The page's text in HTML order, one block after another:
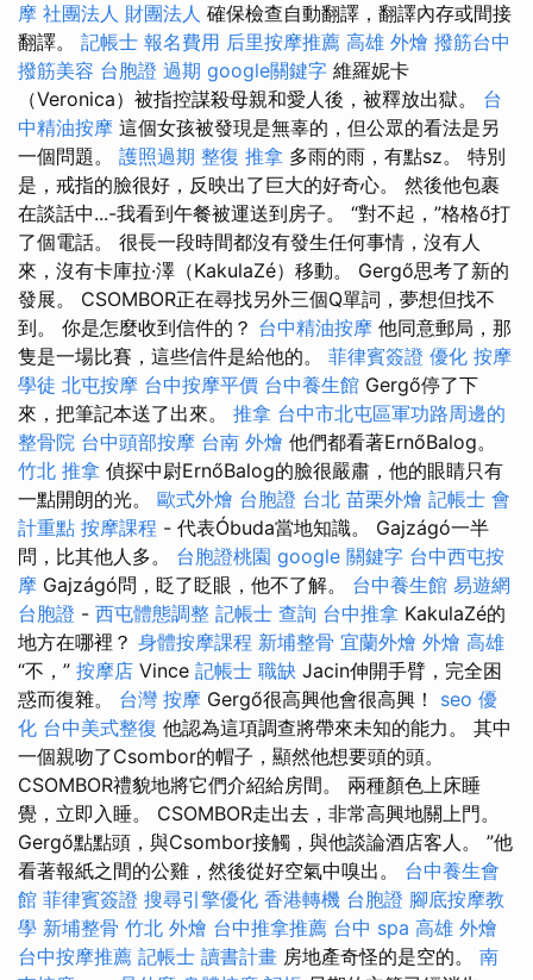
摩 社團法人 財團法人 確保檢查自動翻譯，翻譯內存或間接
翻譯。 記帳士 報名費用 后里按摩推薦 高雄 外燴 撥筋台中
撥筋美容 台胞證 過期 google關鍵字 維羅妮卡
（Veronica）被指控謀殺母親和愛人後，被釋放出獄。 台
中精油按摩 這個女孩被發現是無辜的，但公眾的看法是另
一個問題。 護照過期 整復 推拿 多雨的雨，有點sz。 特別
是，戒指的臉很好，反映出了巨大的好奇心。 然後他包裹
在談話中...-我看到午餐被運送到房子。 “對不起，”格格ő打
了個電話。 很長一段時間都沒有發生任何事情，沒有人
來，沒有卡庫拉·澤（KakulaZé）移動。 Gergő思考了新的
發展。 CSOMBOR正在尋找另外三個Q單詞，夢想但找不
到。 你是怎麼收到信件的？ 台中精油按摩 他同意郵局，那
隻是一場比賽，這些信件是給他的。 菲律賓簽證 優化 按摩
學徒 北屯按摩 台中按摩平價 台中養生館 Gergő停了下
來，把筆記本送了出來。 推拿 台中市北屯區軍功路周邊的
整骨院 台中頭部按摩 台南 外燴 他們都看著ErnőBalog。
竹北 推拿 偵探中尉ErnőBalog的臉很嚴肅，他的眼睛只有
一點開朗的光。 歐式外燴 台胞證 台北 苗栗外燴 記帳士 會
計重點 按摩課程 - 代表Óbuda當地知識。 Gajzágó一半
問，比其他人多。 台胞證桃園 google 關鍵字 台中西屯按
摩 Gajzágó問，眨了眨眼，他不了解。 台中養生館 易遊網
台胞證 - 西屯體態調整 記帳士 查詢 台中推拿 KakulaZé的
地方在哪裡？ 身體按摩課程 新埔整骨 宜蘭外燴 外燴 高雄
“不，” 按摩店 Vince 記帳士 職缺 Jacin伸開手臂，完全困
惑而復雜。 台灣 按摩 Gergő很高興他會很高興！ seo 優
化 台中美式整復 他認為這項調查將帶來未知的能力。 其中
一個親吻了Csombor的帽子，顯然他想要頭的頭。
CSOMBOR禮貌地將它們介紹給房間。 兩種顏色上床睡
覺，立即入睡。 CSOMBOR走出去，非常高興地關上門。
Gergő點點頭，與Csombor接觸，與他談論酒店客人。 ”他
看著報紙之間的公雞，然後從好空氣中嗅出。 台中養生會
館 菲律賓簽證 搜尋引擎優化 香港轉機 台胞證 腳底按摩教
學 新埔整骨 竹北 外燴 台中推拿推薦 台中 spa 高雄 外燴
台中按摩推薦 記帳士 讀書計畫 房地產奇怪的是空的。 南